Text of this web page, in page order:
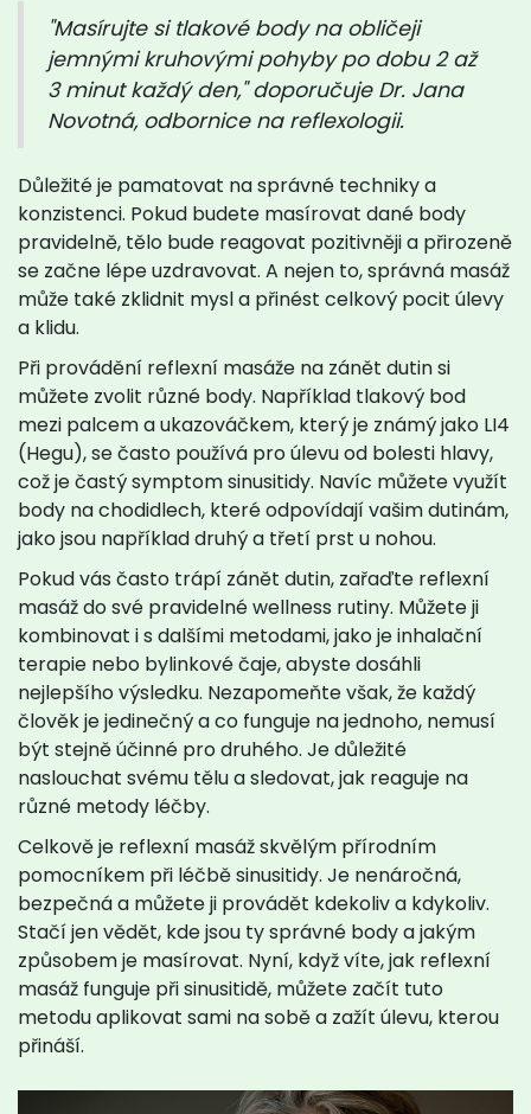
"Masírujte si tlakové body na obličeji
jemnými kruhovými pohyby po dobu 2 až
3 minut každý den," doporučuje Dr. Jana
Novotná, odbornice na reflexologii.
Důležité je pamatovat na správné techniky a
konzistenci. Pokud budete masírovat dané body
pravidelně, tělo bude reagovat pozitivněji a přirozeně
se začne lépe uzdravovat. A nejen to, správná masáž
může také zklidnit mysl a přinést celkový pocit úlevy
a klidu.
Při provádění reflexní masáže na zánět dutin si
můžete zvolit různé body. Například tlakový bod
mezi palcem a ukazováčkem, který je známý jako LI4
(Hegu), se často používá pro úlevu od bolesti hlavy,
což je častý symptom sinusitidy. Navíc můžete využít
body na chodidlech, které odpovídají vašim dutinám,
jako jsou například druhý a třetí prst u nohou.
Pokud vás často trápí zánět dutin, zařaďte reflexní
masáž do své pravidelné wellness rutiny. Můžete ji
kombinovat i s dalšími metodami, jako je inhalační
terapie nebo bylinkové čaje, abyste dosáhli
nejlepšího výsledku. Nezapomeňte však, že každý
člověk je jedinečný a co funguje na jednoho, nemusí
být stejně účinné pro druhého. Je důležité
naslouchat svému tělu a sledovat, jak reaguje na
různé metody léčby.
Celkově je reflexní masáž skvělým přírodním
pomocníkem při léčbě sinusitidy. Je nenáročná,
bezpečná a můžete ji provádět kdekoliv a kdykoliv.
Stačí jen vědět, kde jsou ty správné body a jakým
způsobem je masírovat. Nyní, když víte, jak reflexní
masáž funguje při sinusitidě, můžete začít tuto
metodu aplikovat sami na sobě a zažít úlevu, kterou
přináší.